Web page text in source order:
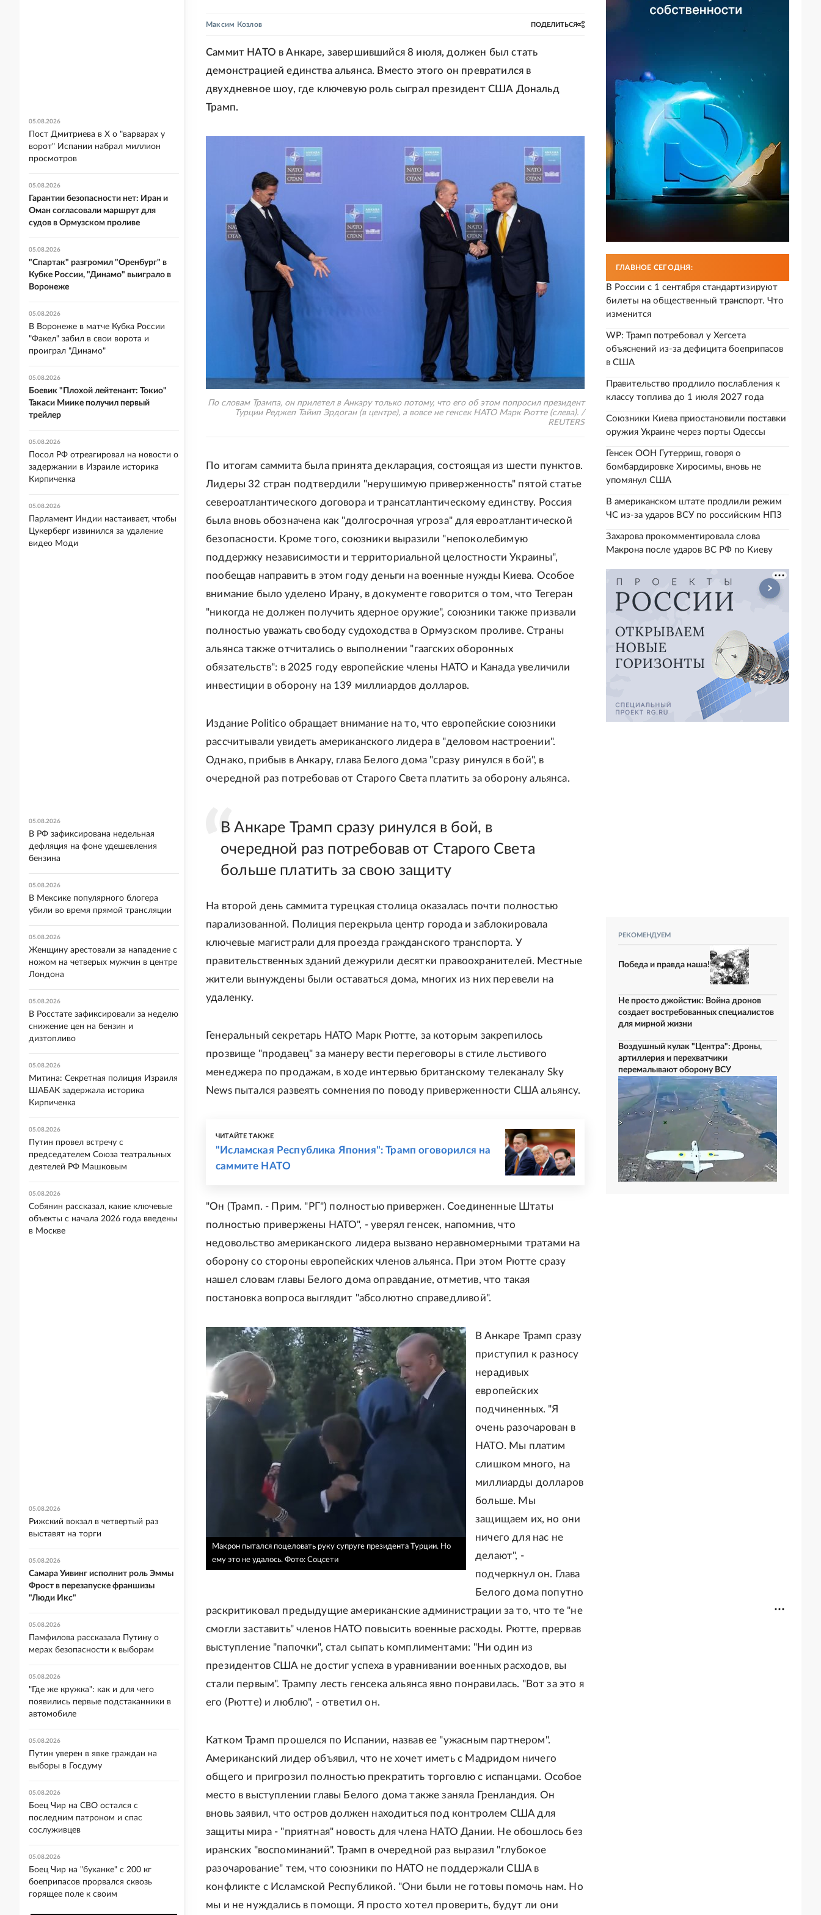
Максим Козлов ПОДЕЛИТЬСЯ
Саммит НАТО в Анкаре, завершившийся 8 июля, должен был стать
демонстрацией единства альянса. Вместо этого он превратился в
двухдневное шоу, где ключевую роль сыграл президент США Дональд
Трамп.
По словам Трампа, он прилетел в Анкару только потому, что его об этом попросил президент
Турции Реджеп Тайип Эрдоган (в центре), а вовсе не генсек НАТО Марк Рютте (слева). /
REUTERS
По итогам саммита была принята декларация, состоящая из шести пунктов.
Лидеры 32 стран подтвердили "нерушимую приверженность" пятой статье
североатлантического договора и трансатлантическому единству. Россия
была вновь обозначена как "долгосрочная угроза" для евроатлантической
безопасности. Кроме того, союзники выразили "непоколебимую
поддержку независимости и территориальной целостности Украины",
пообещав направить в этом году деньги на военные нужды Киева. Особое
внимание было уделено Ирану, в документе говорится о том, что Тегеран
"никогда не должен получить ядерное оружие", союзники также призвали
полностью уважать свободу судоходства в Ормузском проливе. Страны
альянса также отчитались о выполнении "гаагских оборонных
обязательств": в 2025 году европейские члены НАТО и Канада увеличили
инвестиции в оборону на 139 миллиардов долларов.
Издание Politico обращает внимание на то, что европейские союзники
рассчитывали увидеть американского лидера в "деловом настроении".
Однако, прибыв в Анкару, глава Белого дома "сразу ринулся в бой", в
очередной раз потребовав от Старого Света платить за оборону альянса.
В Анкаре Трамп сразу ринулся в бой, в
очередной раз потребовав от Старого Света
больше платить за свою защиту
На второй день саммита турецкая столица оказалась почти полностью
парализованной. Полиция перекрыла центр города и заблокировала
ключевые магистрали для проезда гражданского транспорта. У
правительственных зданий дежурили десятки правоохранителей. Местные
жители вынуждены были оставаться дома, многих из них перевели на
удаленку.
Генеральный секретарь НАТО Марк Рютте, за которым закрепилось
прозвище "продавец" за манеру вести переговоры в стиле льстивого
менеджера по продажам, в ходе интервью британскому телеканалу Sky
News пытался развеять сомнения по поводу приверженности США альянсу.
ЧИТАЙТЕ ТАКЖЕ
"Исламская Республика Япония": Трамп оговорился на
саммите НАТО
"Он (Трамп. - Прим. "РГ") полностью привержен. Соединенные Штаты
полностью привержены НАТО", - уверял генсек, напомнив, что
недовольство американского лидера вызвано неравномерными тратами на
оборону со стороны европейских членов альянса. При этом Рютте сразу
нашел словам главы Белого дома оправдание, отметив, что такая
постановка вопроса выглядит "абсолютно справедливой".
Макрон пытался поцеловать руку супруге президента Турции. Но
ему это не удалось. Фото: Соцсети
В Анкаре Трамп сразу
приступил к разносу
нерадивых
европейских
подчиненных. "Я
очень разочарован в
НАТО. Мы платим
слишком много, на
миллиарды долларов
больше. Мы
защищаем их, но они
ничего для нас не
делают", -
подчеркнул он. Глава
Белого дома попутно
раскритиковал предыдущие американские администрации за то, что те "не
смогли заставить" членов НАТО повысить военные расходы. Рютте, прервав
выступление "папочки", стал сыпать комплиментами: "Ни один из
президентов США не достиг успеха в уравнивании военных расходов, вы
стали первым". Трампу лесть генсека альянса явно понравилась. "Вот за это я
его (Рютте) и люблю", - ответил он.
Катком Трамп прошелся по Испании, назвав ее "ужасным партнером".
Американский лидер объявил, что не хочет иметь с Мадридом ничего
общего и пригрозил полностью прекратить торговлю с испанцами. Особое
место в выступлении главы Белого дома также заняла Гренландия. Он
вновь заявил, что остров должен находиться под контролем США для
защиты мира - "приятная" новость для члена НАТО Дании. Не обошлось без
иранских "воспоминаний". Трамп в очередной раз выразил "глубокое
разочарование" тем, что союзники по НАТО не поддержали США в
конфликте с Исламской Республикой. "Они были не готовы помочь нам. Но
мы и не нуждались в помощи. Я просто хотел проверить, будут ли они
ГЛАВНОЕ СЕГОДНЯ:
В России с 1 сентября стандартизируют
билеты на общественный транспорт. Что
изменится
WP: Трамп потребовал у Хегсета
объяснений из-за дефицита боеприпасов
в США
Правительство продлило послабления к
классу топлива до 1 июля 2027 года
Союзники Киева приостановили поставки
оружия Украине через порты Одессы
Генсек ООН Гутерриш, говоря о
бомбардировке Хиросимы, вновь не
упомянул США
В американском штате продлили режим
ЧС из-за ударов ВСУ по российским НПЗ
Захарова прокомментировала слова
Макрона после ударов ВС РФ по Киеву
РЕКОМЕНДУЕМ
Победа и правда наша!
Не просто джойстик: Война дронов
создает востребованных специалистов
для мирной жизни
Воздушный кулак "Центра": Дроны,
артиллерия и перехватчики
перемалывают оборону ВСУ
05.08.2026
Пост Дмитриева в X о "варварах у
ворот" Испании набрал миллион
просмотров
05.08.2026
Гарантии безопасности нет: Иран и
Оман согласовали маршрут для
судов в Ормузском проливе
05.08.2026
"Спартак" разгромил "Оренбург" в
Кубке России, "Динамо" выиграло в
Воронеже
05.08.2026
В Воронеже в матче Кубка России
"Факел" забил в свои ворота и
проиграл "Динамо"
05.08.2026
Боевик "Плохой лейтенант: Токио"
Такаси Миике получил первый
трейлер
05.08.2026
Посол РФ отреагировал на новости о
задержании в Израиле историка
Кирпиченка
05.08.2026
Парламент Индии настаивает, чтобы
Цукерберг извинился за удаление
видео Моди
05.08.2026
В РФ зафиксирована недельная
дефляция на фоне удешевления
бензина
05.08.2026
В Мексике популярного блогера
убили во время прямой трансляции
05.08.2026
Женщину арестовали за нападение с
ножом на четверых мужчин в центре
Лондона
05.08.2026
В Росстате зафиксировали за неделю
снижение цен на бензин и
дизтопливо
05.08.2026
Митина: Секретная полиция Израиля
ШАБАК задержала историка
Кирпиченка
05.08.2026
Путин провел встречу с
председателем Союза театральных
деятелей РФ Машковым
05.08.2026
Собянин рассказал, какие ключевые
объекты с начала 2026 года введены
в Москве
05.08.2026
Рижский вокзал в четвертый раз
выставят на торги
05.08.2026
Самара Уивинг исполнит роль Эммы
Фрост в перезапуске франшизы
"Люди Икс"
05.08.2026
Памфилова рассказала Путину о
мерах безопасности к выборам
05.08.2026
"Где же кружка": как и для чего
появились первые подстаканники в
автомобиле
05.08.2026
Путин уверен в явке граждан на
выборы в Госдуму
05.08.2026
Боец Чир на СВО остался с
последним патроном и спас
сослуживцев
05.08.2026
Боец Чир на "буханке" с 200 кг
боеприпасов прорвался сквозь
горящее поле к своим